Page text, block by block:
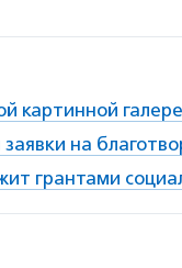
картинной
на
грантами